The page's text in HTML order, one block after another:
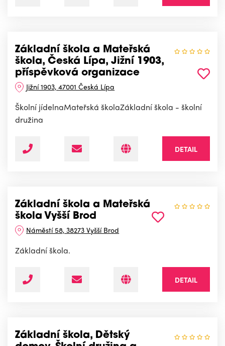
Základní škola a Mateřská
škola, Česká Lípa, Jižní 1903,
příspěvková organizace
Jižní 1903, 47001 Česká Lípa
Školní jídelnaMateřská školaZákladní škola - školní
družina
DETAIL
Základní škola a Mateřská
škola Vyšší Brod
Náměstí 58, 38273 Vyšší Brod
Základní škola.
DETAIL
Základní škola, Dětský